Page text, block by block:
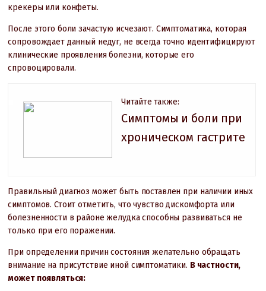
крекеры или конфеты.
После этого боли зачастую исчезают. Симптоматика, которая
сопровождает данный недуг, не всегда точно идентифицируют
клинические проявления болезни, которые его
спровоцировали.
Читайте также:
Симптомы и боли при
хроническом гастрите
Правильный диагноз может быть поставлен при наличии иных
симптомов. Стоит отметить, что чувство дискомфорта или
болезненности в районе желудка способны развиваться не
только при его поражении.
При определении причин состояния желательно обращать
внимание на присутствие иной симптоматики. В частности,
может появляться: